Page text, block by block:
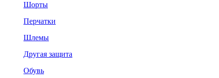
Шорты
Перчатки
Шлемы
Другая защита
Обувь